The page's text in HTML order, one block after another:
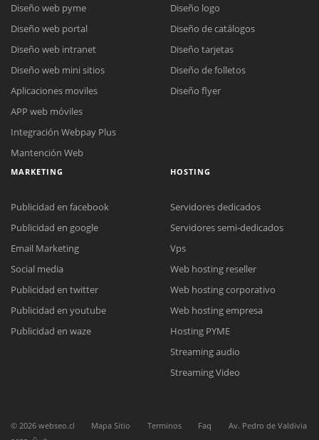
Reunión online
Nuestros ejecutivos le enviarán un correo electrónico con el enlace a
Cotización
Complete el formulario y nos contactaremos a la brevedad.
Chat Online
Todos nuestros ejecutivos están fuera de línea. Complete el formulario
para enviarnos un correo electrónico con sus datos personales.
Diseño web pyme
Diseño web portal
Diseño web intranet
Diseño web mini sitios
Aplicaciones moviles
APP web móviles
Integración Webpay Plus
Mantención Web
Diseño logo
Diseño de catálogos
Diseño tarjetas
Diseño de folletos
Diseño flyer
MARKETING
Publicidad en facebook
Publicidad en google
Email Marketing
Social media
Publicidad en twitter
Publicidad en youtube
Publicidad en waze
HOSTING
Servidores dedicados
Servidores semi-dedicados
Vps
Web hosting reseller
Web hosting corporativo
Web hosting empresa
Hosting PYME
Streaming audio
Streaming Video
© 2026 webseo.cl Mapa Sitio Terminos Faq
Av. Pedro de Valdivia